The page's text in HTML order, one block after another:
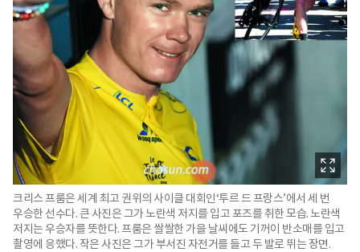
크리스 프룸은 세계 최고 권위의 사이클 대회인‘투르 드 프랑스’에서 세 번
우승한 선수다. 큰 사진은 그가 노란색 저지를 입고 포즈를 취한 모습. 노란색
저지는 우승자를 뜻한다. 프룸은 쌀쌀한 가을 날씨에도 기꺼이 반소매를 입고
촬영에 응했다. 작은 사진은 그가 부서진 자전거를 들고 두 발로 뛰는 장면.